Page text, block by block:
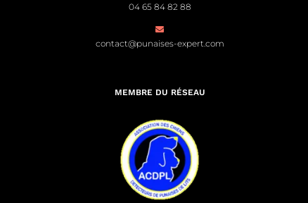
04 65 84 82 88
contact@punaises-expert.com
MEMBRE DU RÉSEAU